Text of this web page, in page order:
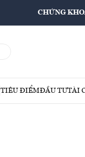
CHỨNG
TIÊU ĐIỂMĐẦU TƯTÀI